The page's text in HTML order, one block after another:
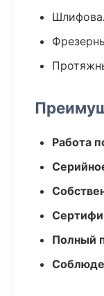
Работа
Полный